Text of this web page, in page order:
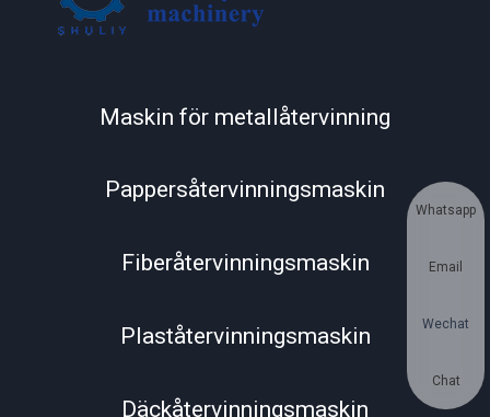
Maskin för metallåtervinning
Pappersåtervinningsmaskin
Fiberåtervinningsmaskin
Plaståtervinningsmaskin
Däckåtervinningsmaskin
Whatsapp
Email
Wechat
Chat